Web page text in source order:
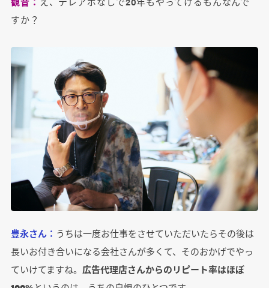
すか？
豊永さん： うちは一度お仕事をさせていただいたらその後は
長いお付き合いになる会社さんが多くて、そのおかげでやっ
ていけてますね。 広告代理店さんからのリピート率はほぼ